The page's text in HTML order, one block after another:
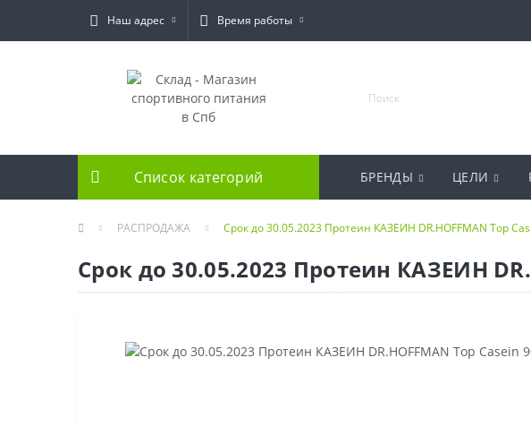
Наш адрес Время работы
Список категорий БРЕНДЫ ЦЕЛИ
РАСПРОДАЖА Срок до 30.05.2023 Протеин КАЗЕИН DR.HOFFMAN Top
Срок до 30.05.2023 Протеин КАЗЕИН